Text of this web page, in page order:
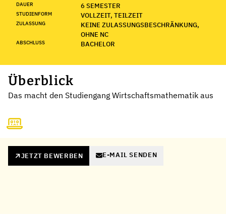
DAUER 6 SEMESTER
STUDIENFORM VOLLZEIT, TEILZEIT
ZULASSUNG
KEINE ZULASSUNGSBESCHRÄNKUNG,
OHNE NC
ABSCHLUSS BACHELOR
Überblick
Das macht den Studiengang Wirtschaftsmathematik aus
JETZT BEWERBEN E-MAIL SENDEN